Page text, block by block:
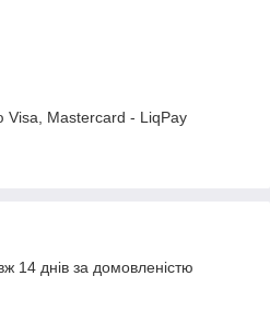
Visa, Mastercard - LiqPay
14 днів за домовленістю